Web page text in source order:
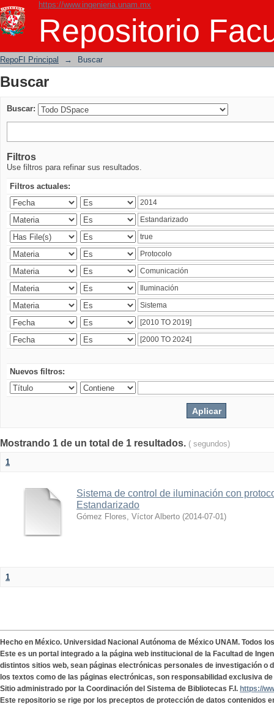
https://www.ingenieria.unam.mx
Repositorio
Buscar
RepoFI Principal → Buscar
Buscar
Buscar:
Filtros
Use filtros para refinar sus resultados.
Filtros actuales:
Nuevos filtros:
Mostrando 1 de un total de 1 resultados. ( segundos)
1
Sistema de control de iluminación con
Estandarizado
Gómez Flores, Víctor Alberto (2014-07-01)
1
Hecho en México. Universidad Nacional Autónoma de México UNAM. Todos
Este es un portal integrado a la página web institucional de la Facultad de
distintos sitios web, sean páginas electrónicas personales de investigación o
los textos como de las páginas electrónicas, son responsabilidad exclusiva
Sitio administrado por la Coordinación del Sistema de Bibliotecas F.I. https://
Este repositorio se rige por los preceptos de protección de datos contenidos